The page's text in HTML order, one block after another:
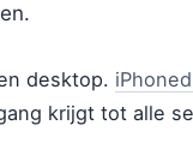
desktop.
krijgt tot alle